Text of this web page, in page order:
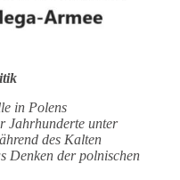
in Polens
Jahrhunderte unter
des Kalten
Denken der polnischen